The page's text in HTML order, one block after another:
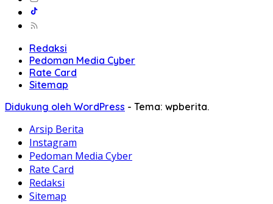
Redaksi
Pedoman Media Cyber
Rate Card
Sitemap
Didukung oleh WordPress - Tema: wpberita.
Arsip Berita
Instagram
Pedoman Media Cyber
Rate Card
Redaksi
Sitemap